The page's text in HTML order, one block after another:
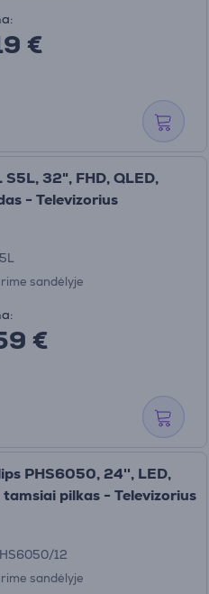
€
S5L, 32", FHD, QLED,
- Televizorius
sandėlyje
€
PHS6050, 24'', LED,
tamsiai pilkas - Televizorius
12
sandėlyje